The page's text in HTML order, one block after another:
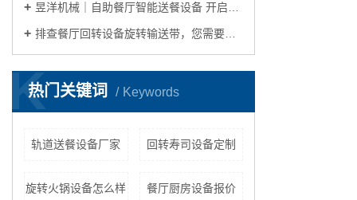
昱洋机械｜自助餐厅智能送餐设备 开启自动化餐饮生活的理想之选
排查餐厅回转设备旋转输送带，您需要关注这几点
热门关键词 Keywords
K
轨道送餐设备厂家 回转寿司设备定制
旋转火锅设备怎么样 餐厅厨房设备报价